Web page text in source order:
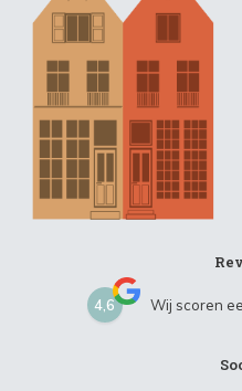
4,6 Wij scoren